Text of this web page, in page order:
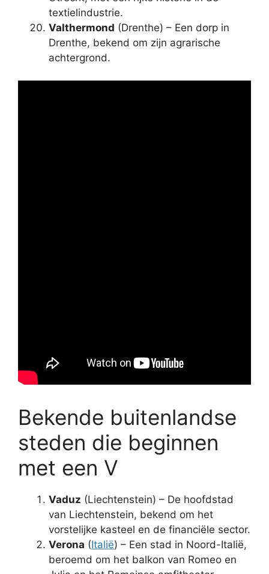
textielindustrie.
Valthermond (Drenthe) – Een dorp in
Drenthe, bekend om zijn agrarische
achtergrond.
Bekende buitenlandse
steden die beginnen
met een V
Vaduz (Liechtenstein) – De hoofdstad
van Liechtenstein, bekend om het
vorstelijke kasteel en de financiële sector.
Verona (Italië) – Een stad in Noord-Italië,
beroemd om het balkon van Romeo en